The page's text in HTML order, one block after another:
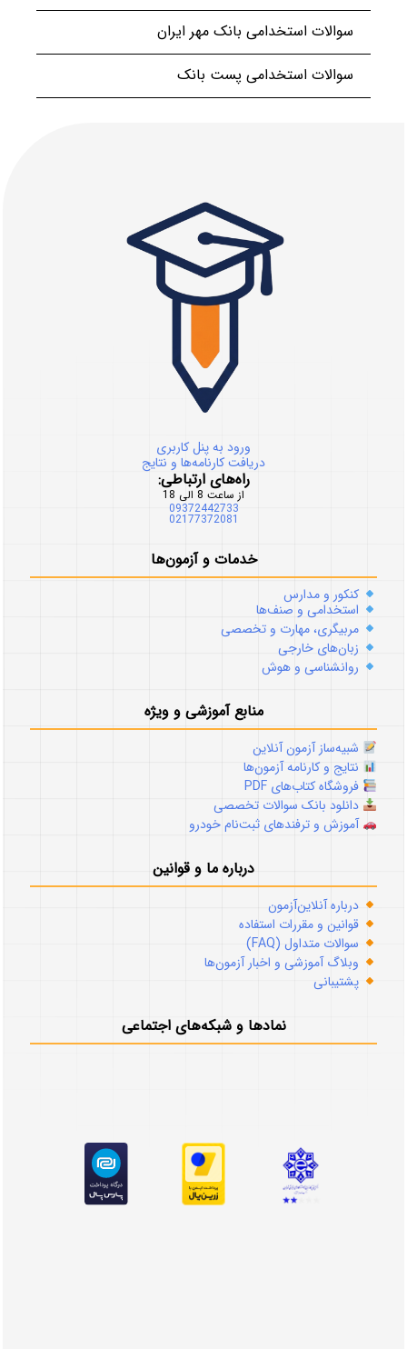
سوالات استخدامی بانک مهر ایران
سوالات استخدامی پست بانک
ورود به پنل کاربری
دریافت کارنامه‌ها و نتایج
راه‌های ارتباطی:
از ساعت 8 الی 18
09372442733
02177372081
خدمات و آزمون‌ها
کنکور و مدارس
استخدامی و صنف‌ها
مربیگری، مهارت و تخصصی
زبان‌های خارجی
روانشناسی و هوش
منابع آموزشی و ویژه
شبیه‌ساز آزمون آنلاین
نتایج و کارنامه آزمون‌ها
فروشگاه کتاب‌های PDF
دانلود بانک سوالات تخصصی
آموزش و ترفندهای ثبت‌نام خودرو
درباره ما و قوانین
درباره آنلاین‌آزمون
قوانین و مقررات استفاده
سوالات متداول (FAQ)
وبلاگ آموزشی و اخبار آزمون‌ها
پشتیبانی
نمادها و شبکه‌های اجتماعی